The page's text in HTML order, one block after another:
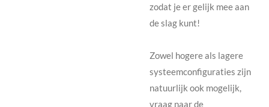
zodat je er gelijk mee aan
de slag kunt!
Zowel hogere als lagere
systeemconfiguraties zijn
natuurlijk ook mogelijk,
vraag naar de